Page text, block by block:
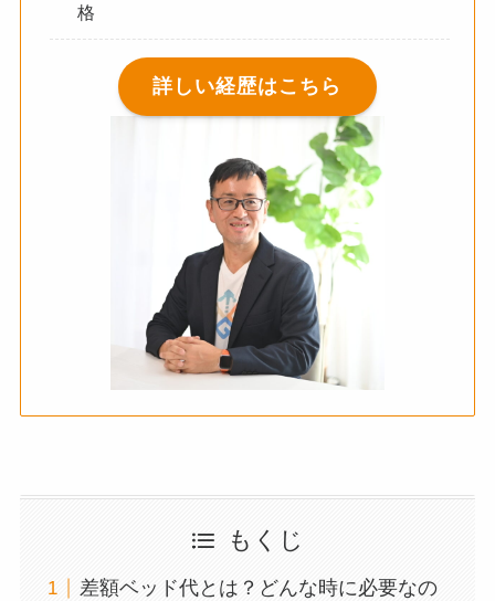
格
詳しい経歴はこちら
もくじ
差額ベッド代とは？どんな時に必要なの